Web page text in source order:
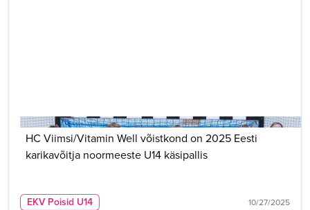
HC Viimsi/Vitamin Well võistkond on 2025 Eesti
karikavõitja noormeeste U14 käsipallis
EKV Poisid U14 10/27/2025